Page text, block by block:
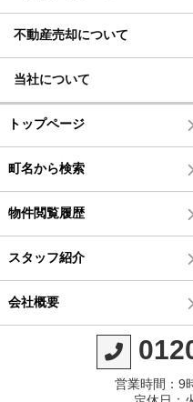
不動産売却について
当社について
トップページ
町名から検索
物件閲覧履歴
スタッフ紹介
会社概要
営業時間：9